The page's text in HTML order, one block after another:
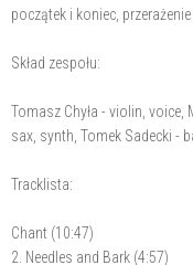
początek i koniec, przerażenie
Skład zespołu:
Tomasz Chyła - violin, voice,
sax, synth, Tomek Sadecki -
Tracklista:
Chant (10:47)
2. Needles and Bark (4:57)